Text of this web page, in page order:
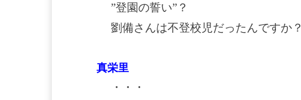
”登園の誓い”？
劉備さんは不登校児だったんですか？
真栄里
・・・